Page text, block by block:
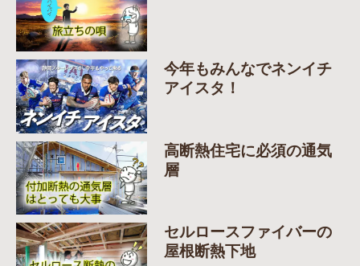
今年もみんなでネンイチ
アイスタ！
高断熱住宅に必須の通気
層
セルロースファイバーの
屋根断熱下地